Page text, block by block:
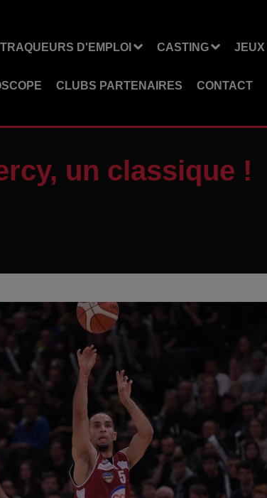
TRAQUEURS D'EMPLOI CASTING JEUX
CLUBS PARTENAIRES CONTACT
un classique !